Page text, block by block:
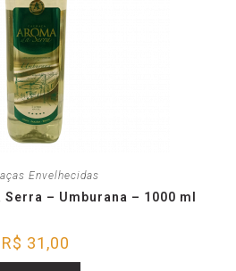
Envelhecidas
– Umburana – 1000 ml
R$ 31,00